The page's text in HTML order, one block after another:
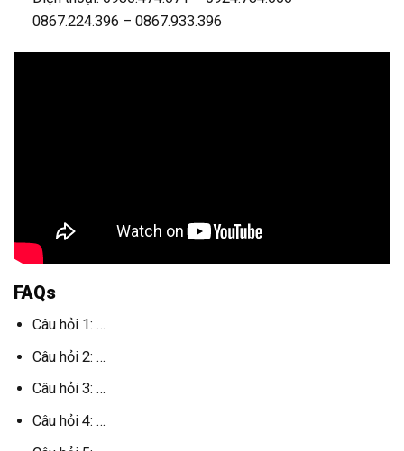
0867.224.396 – 0867.933.396
FAQs
Câu hỏi 1: …
Câu hỏi 2: …
Câu hỏi 3: …
Câu hỏi 4: …